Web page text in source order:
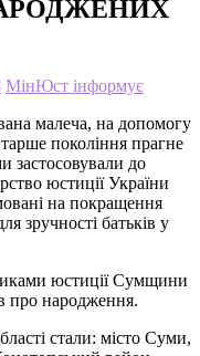
МінЮст інформує
малеча, на допомогу
покоління прагне
застосовували до
юстиції України
на покращення
зручності батьків у
юстиції Сумщини
про народження.
стали: місто Суми,